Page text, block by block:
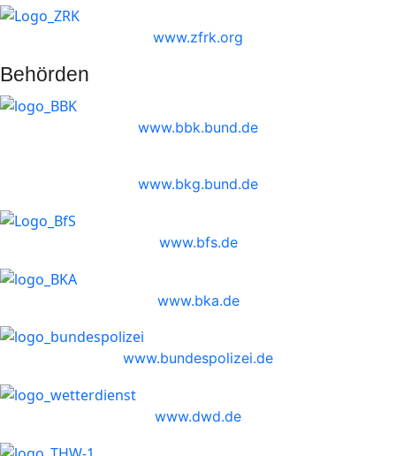
www.zfrk.org
Behörden
www.bbk.bund.de
www.bkg.bund.de
www.bfs.de
www.bka.de
www.bundespolizei.de
www.dwd.de